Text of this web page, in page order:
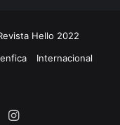
Hello 2022
Internacional
Instagram